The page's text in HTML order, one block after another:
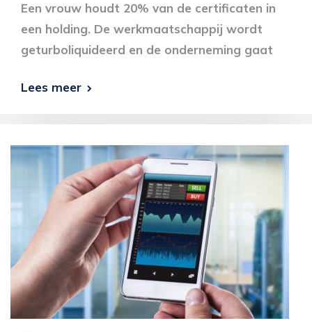
Een vrouw houdt 20% van de certificaten in
een holding. De werkmaatschappij wordt
geturboliquideerd en de onderneming gaat
Lees meer